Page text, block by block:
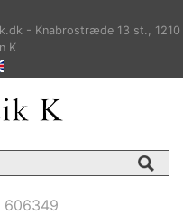
- Knabrostræde 13 st., 1210
K
606349